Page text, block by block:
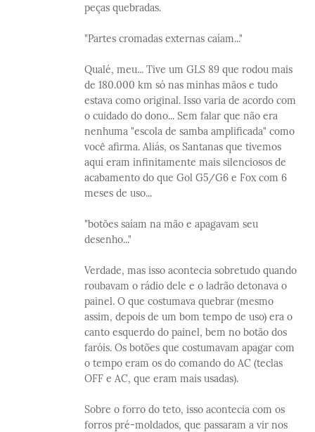
peças quebradas.
"Partes cromadas externas caíam..."
Qualé, meu... Tive um GLS 89 que rodou mais
de 180.000 km só nas minhas mãos e tudo
estava como original. Isso varia de acordo com
o cuidado do dono... Sem falar que não era
nenhuma "escola de samba amplificada" como
você afirma. Aliás, os Santanas que tivemos
aqui eram infinitamente mais silenciosos de
acabamento do que Gol G5/G6 e Fox com 6
meses de uso...
"botões saíam na mão e apagavam seu
desenho..."
Verdade, mas isso acontecia sobretudo quando
roubavam o rádio dele e o ladrão detonava o
painel. O que costumava quebrar (mesmo
assim, depois de um bom tempo de uso) era o
canto esquerdo do painel, bem no botão dos
faróis. Os botões que costumavam apagar com
o tempo eram os do comando do AC (teclas
OFF e AC, que eram mais usadas).
Sobre o forro do teto, isso acontecia com os
forros pré-moldados, que passaram a vir nos